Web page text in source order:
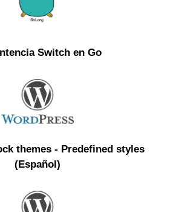
Switch en Go
themes - Predefined styles
(Español)